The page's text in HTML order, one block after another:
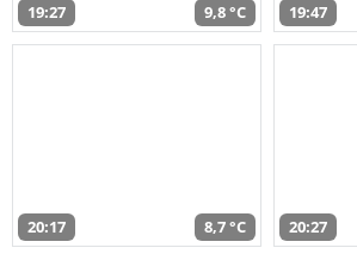
19:27 9,8 °C 19:47
20:17 8,7 °C 20:27